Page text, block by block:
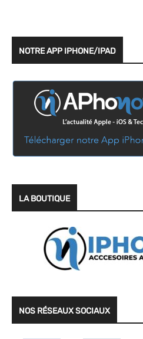
NOTRE APP IPHONE/IPAD
LA BOUTIQUE
NOS RÉSEAUX SOCIAUX